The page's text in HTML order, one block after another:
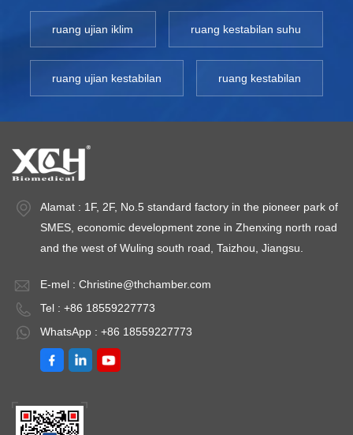
ruang ujian iklim ruang kestabilan suhu
ruang ujian kestabilan ruang kestabilan
Alamat : 1F, 2F, No.5 standard factory in the pioneer park of
SMES, economic development zone in Zhenxing north road
and the west of Wuling south road, Taizhou, Jiangsu.
E-mel : Christine@thchamber.com
Tel : +86 18559227773
WhatsApp : +86 18559227773